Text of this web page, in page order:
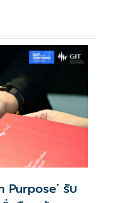
Purpose’ รับ